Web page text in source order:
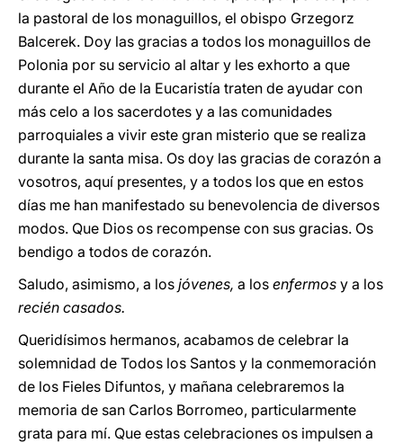
la pastoral de los monaguillos, el obispo Grzegorz
Balcerek. Doy las gracias a todos los monaguillos de
Polonia por su servicio al altar y les exhorto a que
durante el Año de la Eucaristía traten de ayudar con
más celo a los sacerdotes y a las comunidades
parroquiales a vivir este gran misterio que se realiza
durante la santa misa. Os doy las gracias de corazón a
vosotros, aquí presentes, y a todos los que en estos
días me han manifestado su benevolencia de diversos
modos. Que Dios os recompense con sus gracias. Os
bendigo a todos de corazón.
Saludo, asimismo, a los jóvenes, a los enfermos y a los
recién casados.
Queridísimos hermanos, acabamos de celebrar la
solemnidad de Todos los Santos y la conmemoración
de los Fieles Difuntos, y mañana celebraremos la
memoria de san Carlos Borromeo, particularmente
grata para mí. Que estas celebraciones os impulsen a